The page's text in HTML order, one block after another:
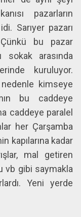
pazarların
Sarıyer pazarı
Çünkü bu pazar
sokak arasında
kuruluyor.
kimseye
bu caddeye
caddeye paralel
her Çarşamba
kapılarına kadar
mal getiren
vb gibi saymakla
Yeni yerde